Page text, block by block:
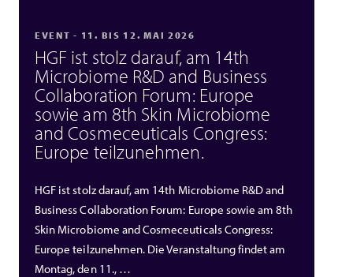
EVENT - 11. BIS 12. MAI 2026
HGF ist stolz darauf, am 14th
Microbiome R&D and Business
Collaboration Forum: Europe
sowie am 8th Skin Microbiome
and Cosmeceuticals Congress:
Europe teilzunehmen.
HGF ist stolz darauf, am 14th Microbiome R&D and
Business Collaboration Forum: Europe sowie am 8th
Skin Microbiome and Cosmeceuticals Congress:
Europe teilzunehmen. Die Veranstaltung findet am
Montag, den 11., …